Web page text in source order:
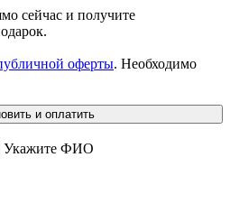
сейчас и получите
оферты. Необходимо
и оплатить
Укажите ФИО